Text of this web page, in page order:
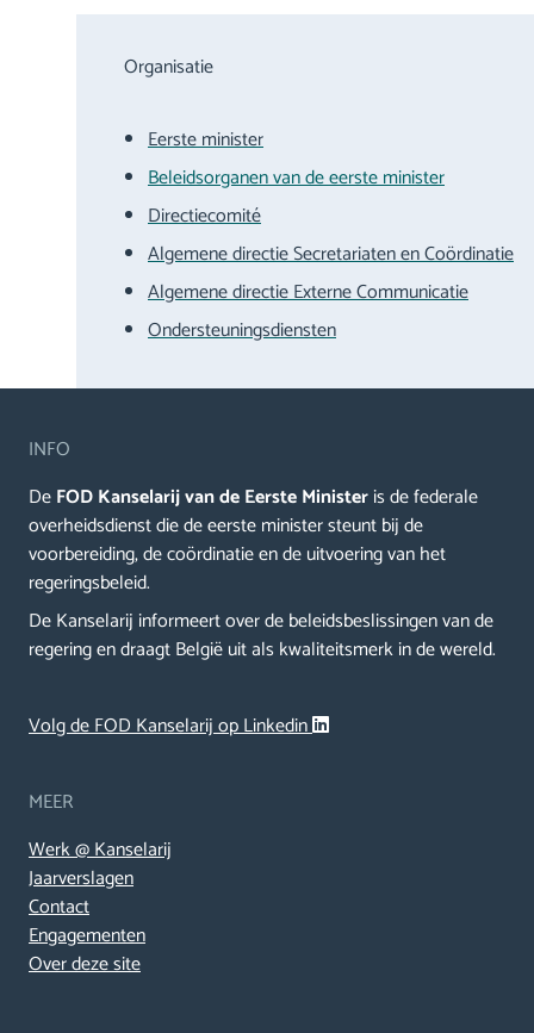
Organisatie
Eerste minister
Beleidsorganen van de eerste minister
Directiecomité
Algemene directie Secretariaten en Coördinatie
Algemene directie Externe Communicatie
Ondersteuningsdiensten
INFO
DeFOD Kanselarij van de Eerste Ministeris de federale
overheidsdienst die de eerste minister steunt bij de
voorbereiding, de coördinatie en de uitvoering van het
regeringsbeleid.
De Kanselarij informeert over de beleidsbeslissingen van de
regering en draagt België uit als kwaliteitsmerk in de wereld.
Volg de FOD Kanselarij op Linkedin
MEER
Werk @ Kanselarij
Jaarverslagen
Contact
Engagementen
Over deze site